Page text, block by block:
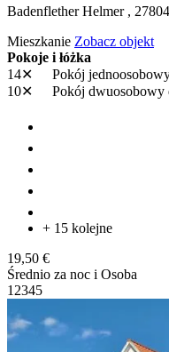
Badenflether Helmer , 27804
Mieszkanie Zobacz objekt
Pokoje i łóżka
14✕
Pokój
10✕
Pokój dwuosobowy
+ 15 kolejne
19,50 €
Średnio za noc i Osoba
1 2345